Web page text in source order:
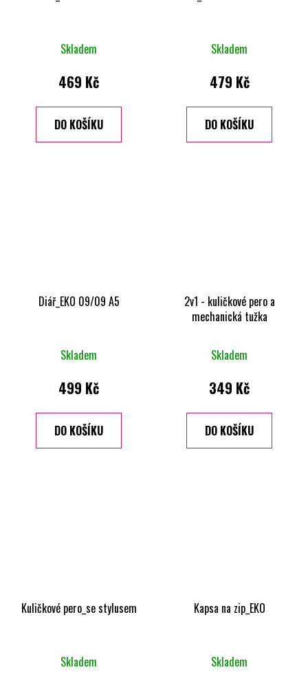
Skladem
469 Kč
DO KOŠÍKU
Skladem
479 Kč
DO KOŠÍKU
Diář_EKO 09/09 A5
Skladem
499 Kč
DO KOŠÍKU
2v1 - kuličkové pero a
mechanická tužka
Skladem
349 Kč
DO KOŠÍKU
Kuličkové pero_se stylusem
Skladem
Kapsa na zip_EKO
Skladem